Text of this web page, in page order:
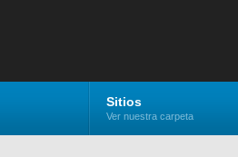
Sitios
Ver nuestra carpeta